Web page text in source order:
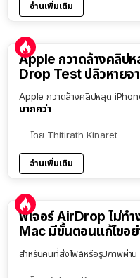
อ่านเพิ่มเติม
Apple กวาดล้างคลิป
Drop Test ปลิวหายจ
Apple กวาดล้างคลิปหลุด
มากกว่า
โดย Thitirath Kinaret
อ่านเพิ่มเติม
ฟีเจอร์ AirDrop ไม่ท
Mac มีขั้นตอนแก้ไขอย่
สำหรับคนที่ส่งไฟล์หรือรูปภาพผ่า